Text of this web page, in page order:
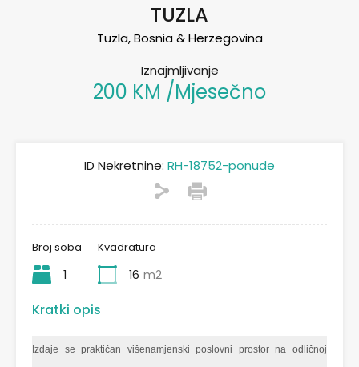
TUZLA
Tuzla, Bosnia & Herzegovina
Iznajmljivanje
200 KM /Mjesečno
ID Nekretnine: RH-18752-ponude
Broj soba
1
Kvadratura
16 m2
Kratki opis
Izdaje se praktičan višenamjenski poslovni prostor na odličnoj